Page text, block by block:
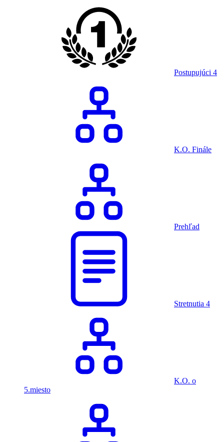
Postupujúci 4
K.O. Finále
Prehľad
Stretnutia 4
K.O. o
5.miesto